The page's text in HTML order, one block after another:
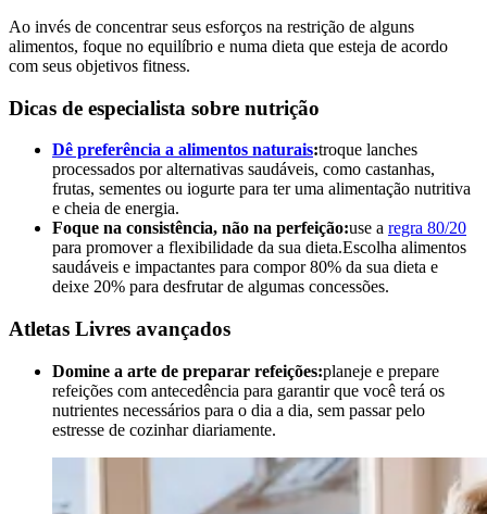
Ao invés de concentrar seus esforços na restrição de alguns
alimentos, foque no equilíbrio e numa dieta que esteja de acordo
com seus objetivos fitness.
Dicas de especialista sobre nutrição
Dê preferência a alimentos naturais:troque lanches
processados por alternativas saudáveis, como castanhas,
frutas, sementes ou iogurte para ter uma alimentação nutritiva
e cheia de energia.
Foque na consistência, não na perfeição:use a regra 80/20
para promover a flexibilidade da sua dieta.Escolha alimentos
saudáveis e impactantes para compor 80% da sua dieta e
deixe 20% para desfrutar de algumas concessões.
Atletas Livres avançados
Domine a arte de preparar refeições:planeje e prepare
refeições com antecedência para garantir que você terá os
nutrientes necessários para o dia a dia, sem passar pelo
estresse de cozinhar diariamente.